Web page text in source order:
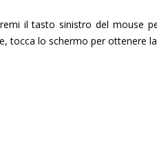
il tasto sinistro del mouse
tocca lo schermo per ottenere